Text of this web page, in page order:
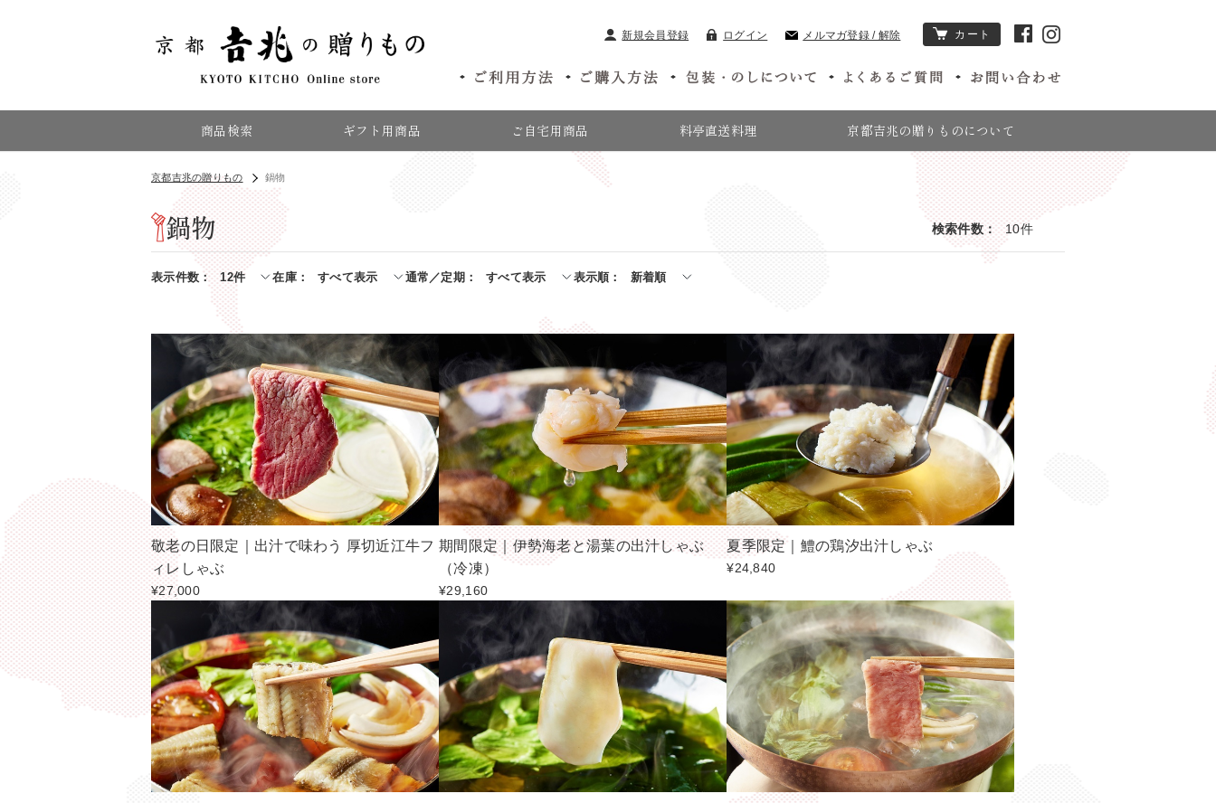
カート
メルマガ登録 / 解除
ログイン
新規会員登録
商品検索 ギフト用商品 ご自宅用商品 料亭直送料理 京都吉兆の贈りものについて
京都吉兆の贈りもの 鍋物
鍋物 検索件数 10件
表示件数 12件 在庫 すべて表示 通常／定期 すべて表示 表示順 新着順
敬老の日限定｜出汁で味わう 厚切近江牛フ
ィレしゃぶ
¥27,000
期間限定｜伊勢海老と湯葉の出汁しゃぶ
（冷凍）
¥29,160
夏季限定｜鱧の鶏汐出汁しゃぶ
¥24,840